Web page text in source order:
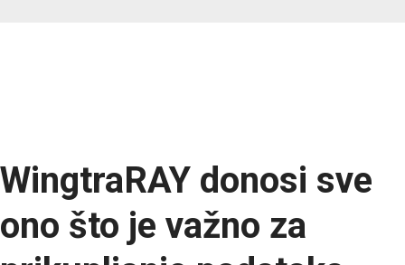
WingtraRAY donosi sve
ono što je važno za